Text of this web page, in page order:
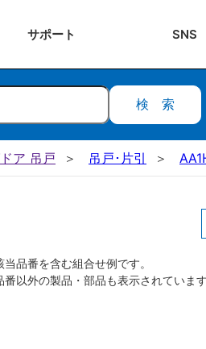
サポート SNS
検索
ア 吊戸 吊戸･片引
当品番を含む組合せ例です。
番以外の製品・部品も表示されています